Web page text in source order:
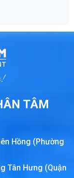
TÂM
Hồng (Phường
Tân Hưng (Quận